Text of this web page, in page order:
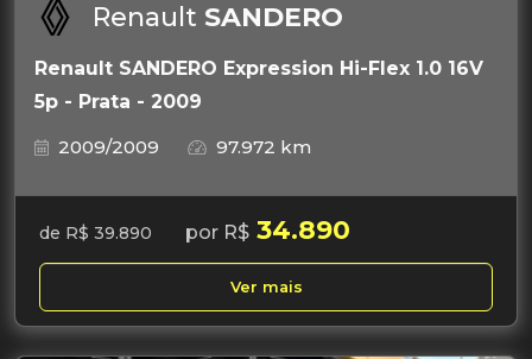
Renault SANDERO
Renault SANDERO Expression Hi-Flex 1.0 16V
5p - Prata - 2009
2009/2009
97.972 km
de R$ 39.890 por R$ 34.890
Ver mais